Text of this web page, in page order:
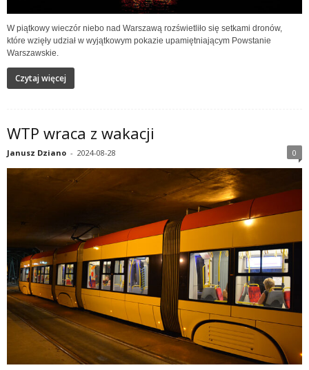
W piątkowy wieczór niebo nad Warszawą rozświetliło się setkami dronów,
które wzięły udział w wyjątkowym pokazie upamiętniającym Powstanie
Warszawskie.
Czytaj więcej
WTP wraca z wakacji
Janusz Dziano - 2024-08-28 0